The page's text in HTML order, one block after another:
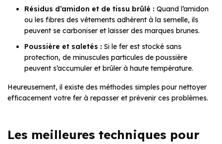
Résidus d’amidon et de tissu brûlé : Quand l’amidon
ou les fibres des vêtements adhèrent à la semelle, ils
peuvent se carboniser et laisser des marques brunes.
Poussière et saletés : Si le fer est stocké sans
protection, de minuscules particules de poussière
peuvent s’accumuler et brûler à haute température.
Heureusement, il existe des méthodes simples pour nettoyer
efficacement votre fer à repasser et prévenir ces problèmes.
Les meilleures techniques pour